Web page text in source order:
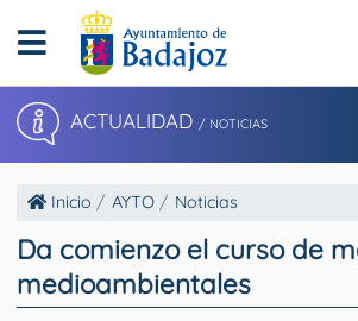
ACTUALIDAD / NOTICIAS
Inicio AYTO Noticias
Da comienzo el curso de
medioambientales